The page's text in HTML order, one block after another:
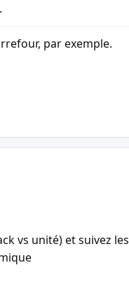
par exemple.
vs unité) et suivez les